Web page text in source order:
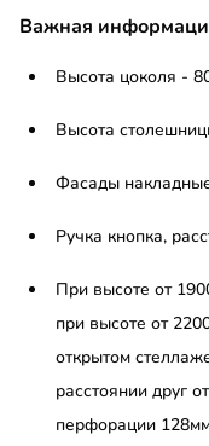
Важная
Высота цоколя -
Высота
Фасады
Ручка кнопка,
При высоте от
при высоте от
открытом
расстоянии друг
перфорации